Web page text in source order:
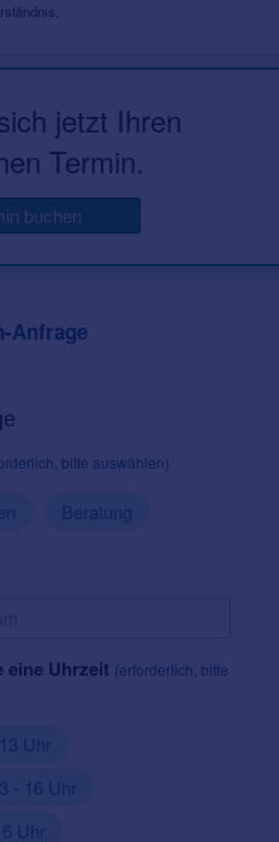
jetzt Ihren
Termin.
buchen
Anfrage
bitte auswählen)
Beratung
eine Uhrzeit (erforderlich, bitte
Uhr
- 16 Uhr
Uhr